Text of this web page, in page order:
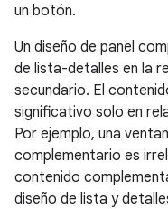
un botón.
Un diseño de panel
de lista-detalles en la
secundario. El
significativo solo en
Por ejemplo, una
complementario es
contenido
diseño de lista y